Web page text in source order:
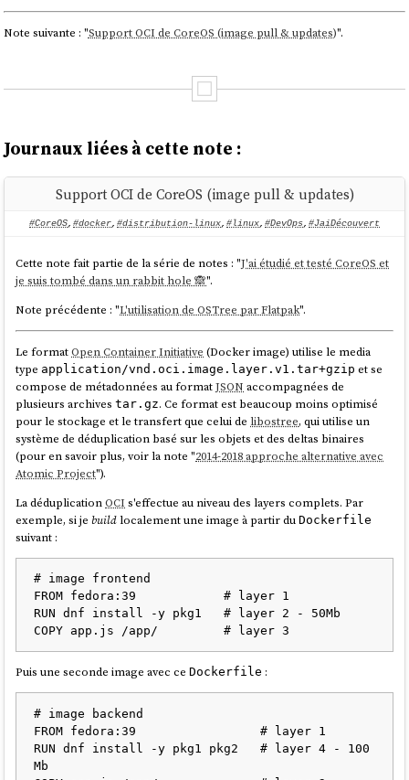
Note suivante : "Support OCI de CoreOS (image pull & updates)".
Journaux liées à cette note :
Support OCI de CoreOS (image pull & updates)
#CoreOS, #docker, #distribution-linux, #linux, #DevOps, #JaiDécouvert
Cette note fait partie de la série de notes : "J'ai étudié et testé CoreOS et
je suis tombé dans un rabbit hole 🙈".
Note précédente : "L'utilisation de OSTree par Flatpak".
Le formatOpen Container Initiative (Docker image) utilise le media
type application/vnd.oci.image.layer.v1.tar+gzip et se
compose de métadonnées au formatJSON accompagnées de
plusieurs archivestar.gz. Ce format est beaucoup moins optimisé
pour le stockage et le transfert que celui de libostree, qui utilise un
système de déduplication basé sur les objets et des deltas binaires
(pour en savoir plus, voir la note "2014-2018 approche alternative avec
Atomic Project").
La déduplicationOCI s'effectue au niveau des layers complets. Par
exemple, si je buildlocalement une image à partir duDockerfile
suivant :
# image frontend
FROM fedora:39            # layer 1
RUN dnf install -y pkg1   # layer 2 - 50Mb
Puis une seconde image avec ceDockerfile :
# image backend
FROM fedora:39                 # layer 1
RUN dnf install -y pkg1 pkg2   # layer 4 - 100
Mb